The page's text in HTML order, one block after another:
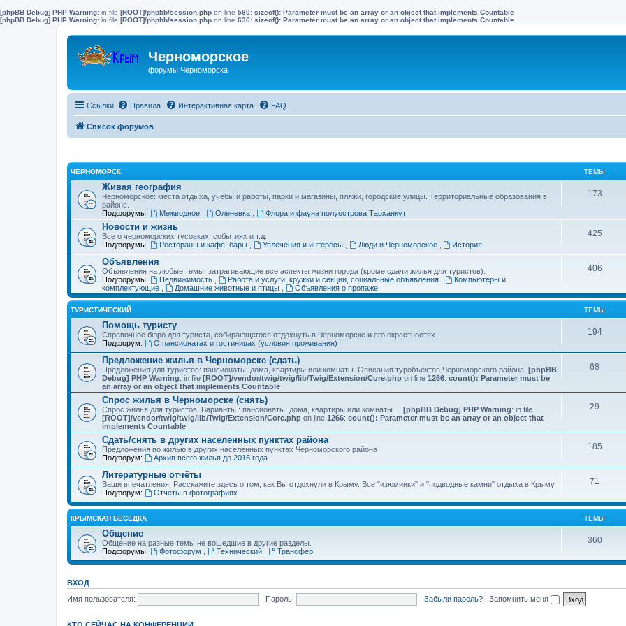
[phpBB Debug] PHP Warning: in file [ROOT]/phpbb/session.php on line 580: sizeof(): Parameter must be an array or an object that implements Countable
[phpBB Debug] PHP Warning: in file [ROOT]/phpbb/session.php on line 636: sizeof(): Parameter must be an array or an object that implements Countable
Черноморское
форумы Черноморска
Ссылки Правила Интерактивная карта FAQ
Список форумов
ЧЕРНОМОРСК ТЕМЫ
Живая география
Черноморское: места отдыха, учебы и работы, парки и магазины, пляжи, городские улицы. Территориальные образования в
районе.
Подфорумы:
Межводное Оленевка Флора и фауна полуострова Тарханкут
173
Новости и жизнь
Все о черноморских тусовках, событиях и т.д.
Подфорумы:
Рестораны и кафе, бары Увлечения и интересы Люди и Черноморское История
425
Объявления
Объявления на любые темы, затрагивающие все аспекты жизни города (кроме сдачи жилья для туристов).
Подфорумы:
Недвижимость Работа и услуги, кружки и секции, социальные объявления
Компьютеры и
комплектующие
Домашние животные и птицы Объявления о пропаже
406
ТУРИСТИЧЕСКИЙ ТЕМЫ
Помощь туристу
Справочное бюро для туриста, собирающегося отдохнуть в Черноморске и его окрестностях.
Подфорум:
О пансионатах и гостиницах (условия проживания)
194
Предложение жилья в Черноморске (сдать)
Предложения для туристов: пансионаты, дома, квартиры или комнаты. Описания туробъектов Черноморского района. [phpBB
Debug] PHP Warning: in file [ROOT]/vendor/twig/twig/lib/Twig/Extension/Core.php on line 1266: count(): Parameter must be
an array or an object that implements Countable
68
Спрос жилья в Черноморске (снять)
Спрос жилья для туристов. Варианты : пансионаты, дома, квартиры или комнаты.... [phpBB Debug] PHP Warning: in file
[ROOT]/vendor/twig/twig/lib/Twig/Extension/Core.php on line 1266: count(): Parameter must be an array or an object that
implements Countable
29
Сдать/снять в других населенных пунктах района
Предложения по жилью в других населенных пунктах Черноморского района
Подфорум:
Архив всего жилья до 2015 года
185
Литературные отчёты
Ваши впечатления. Расскажите здесь о том, как Вы отдохнули в Крыму. Все "изюминки" и "подводные камни" отдыха в Крыму.
Подфорум:
Отчёты в фотографиях
71
КРЫМСКАЯ БЕСЕДКА ТЕМЫ
Общение
Общение на разные темы не вошедшие в другие разделы.
Подфорумы:
Фотофорум Технический Трансфер
360
ВХОД
Имя пользователя:
Пароль: Забыли пароль? | Запомнить меня